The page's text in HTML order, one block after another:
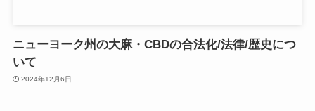
ニューヨーク州の大麻・CBDの合法化/法律/歴史につ
いて
2024年12月6日